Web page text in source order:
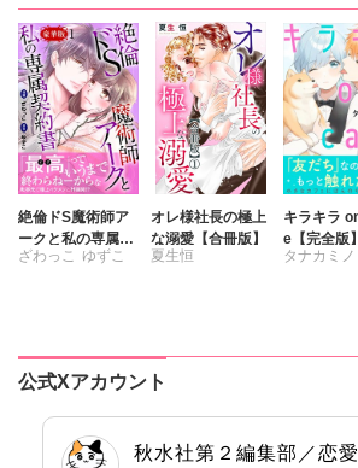
由多いり
絶倫ドS魔術師ア
ークと私の専属契
約書【豪華版】
ざわっこ ゆずこ
オレ様社長の極上
な溺愛【合冊版】
夏生恒
キラキラ
e【完全版】
タナカミノ
公式Xアカウント
秋水社第２編集部／恋